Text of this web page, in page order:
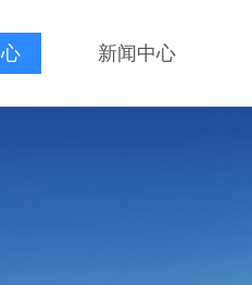
新闻中心